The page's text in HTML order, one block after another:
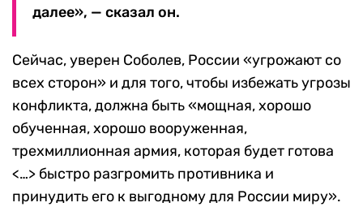
далее», — сказал он.
Сейчас, уверен Соболев, России «угрожают со
всех сторон» и для того, чтобы избежать угрозы
конфликта, должна быть «мощная, хорошо
обученная, хорошо вооруженная,
трехмиллионная армия, которая будет готова
<…> быстро разгромить противника и
принудить его к выгодному для России миру».